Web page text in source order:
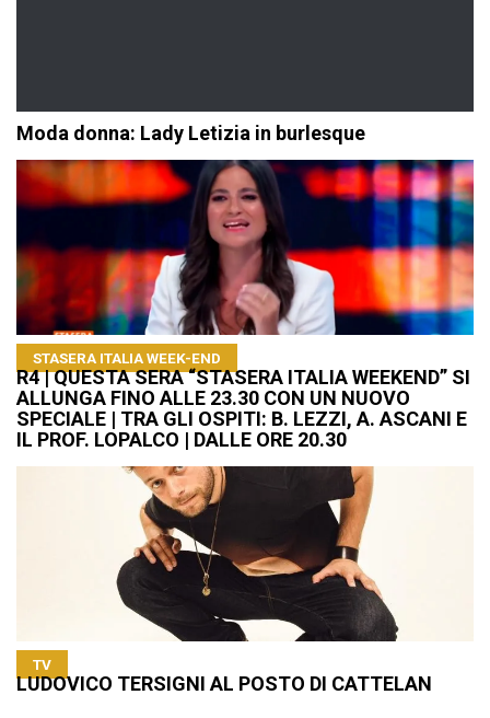
Moda donna: Lady Letizia in burlesque
STASERA ITALIA WEEK-END
R4 | QUESTA SERA “STASERA ITALIA WEEKEND” SI
ALLUNGA FINO ALLE 23.30 CON UN NUOVO
SPECIALE | TRA GLI OSPITI: B. LEZZI, A. ASCANI E
IL PROF. LOPALCO | DALLE ORE 20.30
TV
LUDOVICO TERSIGNI AL POSTO DI CATTELAN